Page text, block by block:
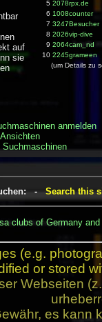
auf
sie
5 2078rpx.de
6 1008counter
7 3247Besucher
8 2026vip-dive
9 2064cam_nd
10 2245grameen
(um Details zu
anmelden
Suchmaschinen
- Search this
clubs of Germany and
(e.g.
or stored
Webseiten
es kann